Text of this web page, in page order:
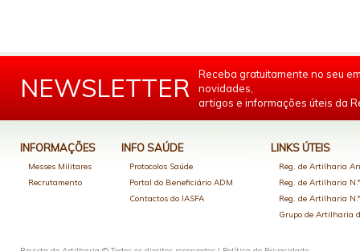
NEWSLETTER
Receba gratuitamente no seu
novidades,
artigos e informações úteis da
INFORMAÇÕES
Messes Militares
Recrutamento
INFO SAÚDE
Protocolos Saúde
Portal do Beneficiário ADM
Contactos do IASFA
LINKS ÚTEIS
Reg. de Artilharia
Reg. de Artilharia
Reg. de Artilharia
Grupo de Artilharia